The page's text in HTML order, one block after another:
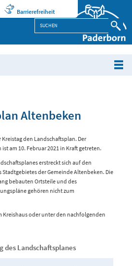
Barrierefreiheit
Altenbeken
Kreistag den Landschaftsplan. Der
am 10. Februar 2021 in Kraft getreten.
erstreckt sich auf den
der Gemeinde Altenbeken. Die
bebauten Ortsteile und des
gehören nicht zum
Kreishaus oder unter den nachfolgenden
des Landschaftsplanes